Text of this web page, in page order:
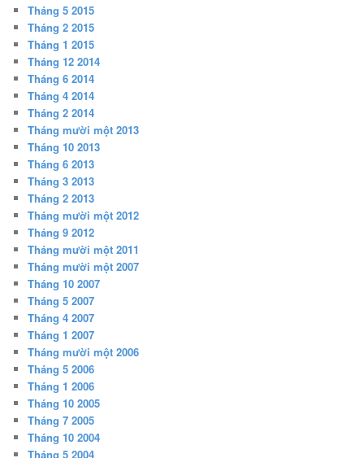
Tháng 5 2015
Tháng 2 2015
Tháng 1 2015
Tháng 12 2014
Tháng 6 2014
Tháng 4 2014
Tháng 2 2014
Tháng mười một 2013
Tháng 10 2013
Tháng 6 2013
Tháng 3 2013
Tháng 2 2013
Tháng mười một 2012
Tháng 9 2012
Tháng mười một 2011
Tháng mười một 2007
Tháng 10 2007
Tháng 5 2007
Tháng 4 2007
Tháng 1 2007
Tháng mười một 2006
Tháng 5 2006
Tháng 1 2006
Tháng 10 2005
Tháng 7 2005
Tháng 10 2004
Tháng 5 2004